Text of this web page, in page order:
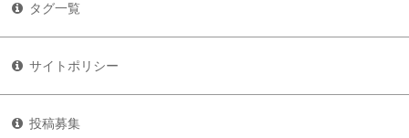
タグ一覧
サイトポリシー
投稿募集